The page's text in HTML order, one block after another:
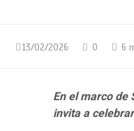
13/02/2026 0 6
En el marco de
invita a